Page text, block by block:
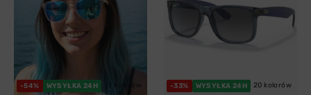
-54% WYSYŁKA 24H -33% WYSYŁKA 24H 20 kolorów